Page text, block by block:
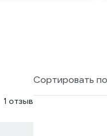
1 отзыв
Сортировать